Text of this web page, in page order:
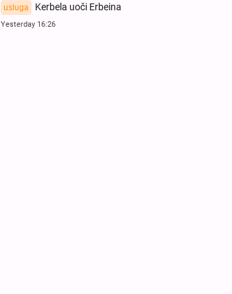
usluga Kerbela uoči Erbeina
Yesterday 16:26